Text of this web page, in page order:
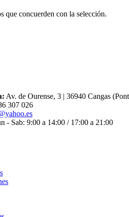
que concuerden con la selección.
Av. de Ourense, 3 | 36940 Cangas
307 026
- Sab: 9:00 a 14:00 / 17:00 a 21:00